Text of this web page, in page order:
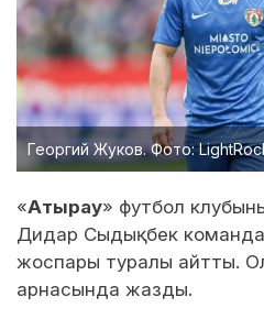
Георгий Жуков. Фото:
«Атырау» футбол
Дидар Сыдықбек
жоспары туралы айтты.
арнасында жазды.